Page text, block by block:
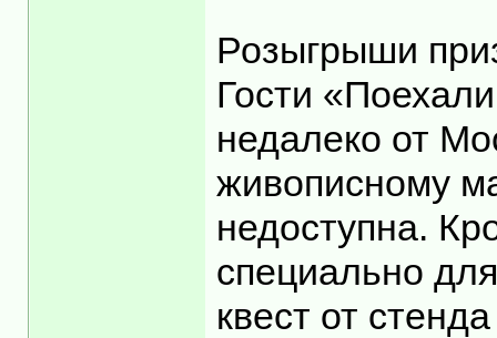
Розыгрыши
Гости
недалеко от
живописному
недоступна.
специально
квест от